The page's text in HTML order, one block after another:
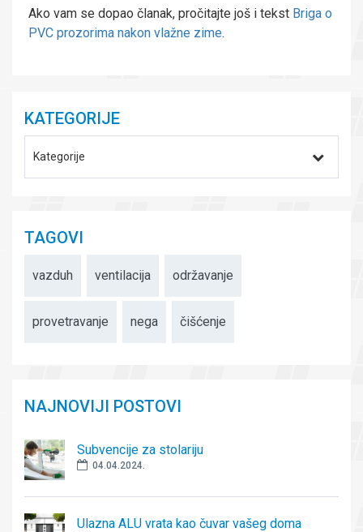
Ako vam se dopao članak, pročitajte još i tekst Briga o
PVC prozorima nakon vlažne zime.
KATEGORIJE
Kategorije
TAGOVI
vazduh ventilacija održavanje
provetravanje nega čišćenje
NAJNOVIJI POSTOVI
Subvencije za stolariju
04.04.2024.
Ulazna ALU vrata kao čuvar vašeg doma